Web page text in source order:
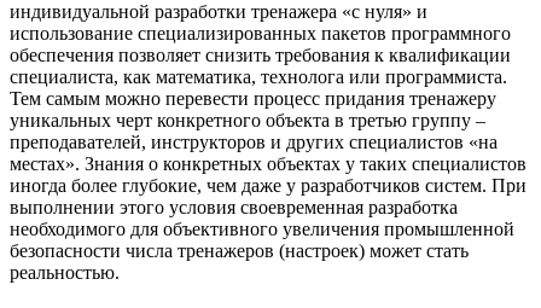
индивидуальной разработки тренажера «с нуля» и
использование специализированных пакетов программного
обеспечения позволяет снизить требования к квалификации
специалиста, как математика, технолога или программиста.
Тем самым можно перевести процесс придания тренажеру
уникальных черт конкретного объекта в третью группу –
преподавателей, инструкторов и других специалистов «на
местах». Знания о конкретных объектах у таких специалистов
иногда более глубокие, чем даже у разработчиков систем. При
выполнении этого условия своевременная разработка
необходимого для объективного увеличения промышленной
безопасности числа тренажеров (настроек) может стать
реальностью.